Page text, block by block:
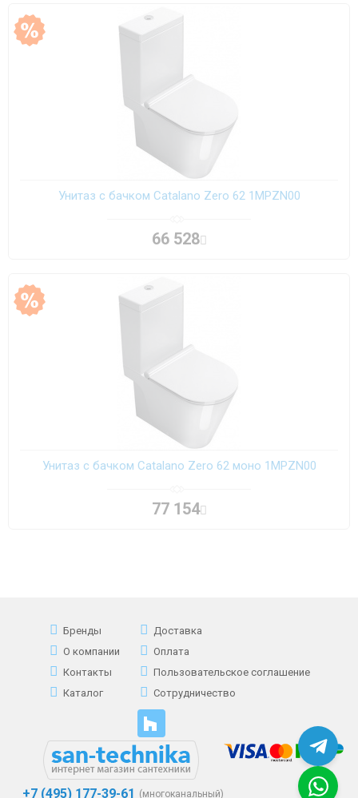
Унитаз с бачком Catalano Zero 62 1MPZN00
66 528
Унитаз с бачком Catalano Zero 62 моно 1MPZN00
77 154
Бренды
О компании
Контакты
Каталог
Доставка
Оплата
Пользовательское соглашение
Сотрудничество
+7 (495) 177-39-61 (многоканальный)